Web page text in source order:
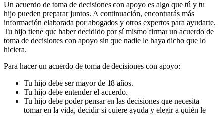
Un acuerdo de toma de decisiones con apoyo es algo que tú y tu
hijo pueden preparar juntos. A continuación, encontrarás más
información elaborada por abogados y otros expertos para ayudarte.
Tu hijo tiene que haber decidido por sí mismo firmar un acuerdo de
toma de decisiones con apoyo sin que nadie le haya dicho que lo
hiciera.
Para hacer un acuerdo de toma de decisiones con apoyo:
Tu hijo debe ser mayor de 18 años.
Tu hijo debe entender el acuerdo.
Tu hijo debe poder pensar en las decisiones que necesita
tomar en la vida, decidir si quiere ayuda y elegir a quién le